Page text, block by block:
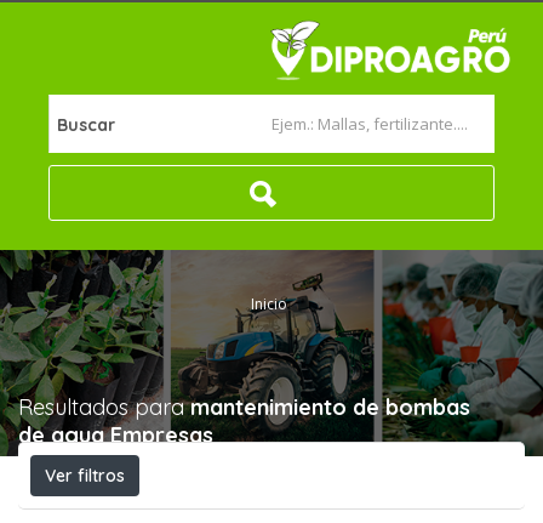
Buscar
Inicio
Resultados paramantenimiento de bombas
de agua Empresas
Ver filtros